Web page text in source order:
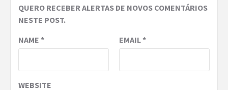
QUERO RECEBER ALERTAS DE NOVOS COMENTÁRIOS
NESTE POST.
NAME * EMAIL*
WEBSITE